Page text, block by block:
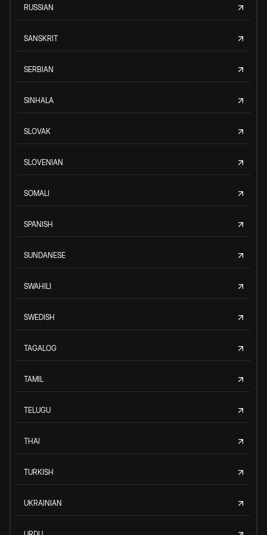
RUSSIAN
SANSKRIT
SERBIAN
SINHALA
SLOVAK
SLOVENIAN
SOMALI
SPANISH
SUNDANESE
SWAHILI
SWEDISH
TAGALOG
TAMIL
TELUGU
THAI
TURKISH
UKRAINIAN